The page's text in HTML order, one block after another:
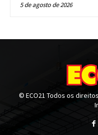
5 de agosto de 2026
© ECO21 Todos os